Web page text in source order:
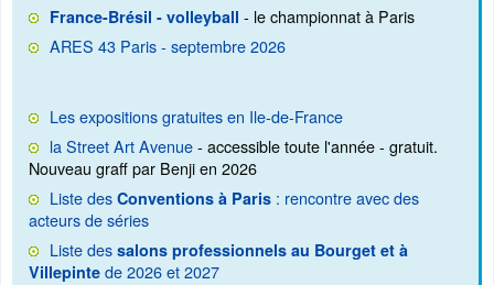
France-Brésil - volleyball - le championnat à Paris
ARES 43 Paris - septembre 2026
Les expositions gratuites en Ile-de-France
la Street Art Avenue- accessible toute l'année - gratuit.
Nouveau graff par Benji en 2026
Liste des Conventions à Paris : rencontre avec des
acteurs de séries
Liste des salons professionnels au Bourget et à
Villepinte de 2026 et 2027